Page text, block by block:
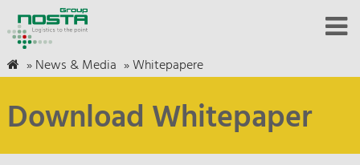
»News & Media »Whitepapere
Download Whitepaper